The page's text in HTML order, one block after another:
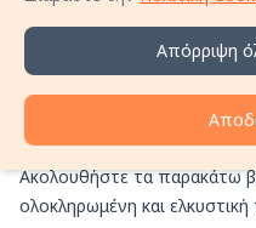
Bookerty
Η καταχώρηση του
γρήγορα, εύκολα και με
Ακολουθήστε τα παρακάτω
ολοκληρωμένη και
Απόρριψη